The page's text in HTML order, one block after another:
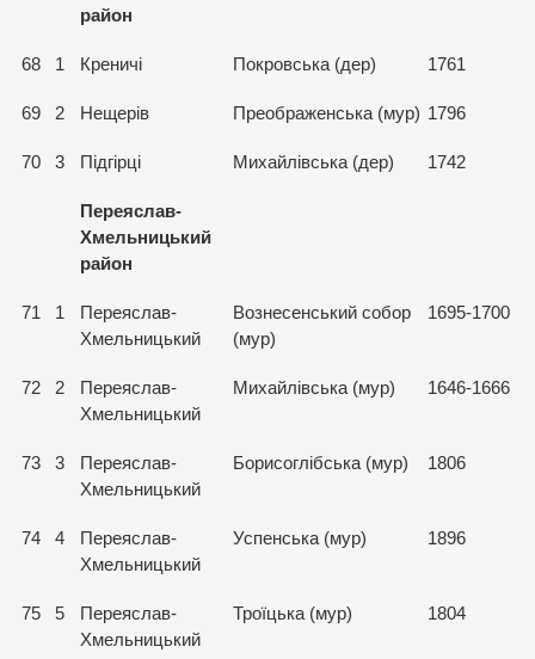
район
68 1 Креничі Покровська (дер) 1761
69 2 Нещерів Преображенська (мур) 1796
70 3 Підгірці Михайлівська (дер) 1742
Переяслав-
Хмельницький
район
71 1
Переяслав-
Хмельницький
Вознесенський собор
(мур)
1695-1700
72 2
Переяслав-
Хмельницький
Михайлівська (мур) 1646-1666
73 3
Переяслав-
Хмельницький
Борисоглібська (мур) 1806
74 4
Переяслав-
Хмельницький
Успенська (мур) 1896
75 5
Переяслав-
Хмельницький
Троїцька (мур) 1804